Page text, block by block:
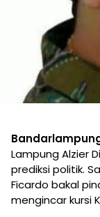
Lampung Alzier
prediksi politik.
Ficardo bakal
mengincar kursi